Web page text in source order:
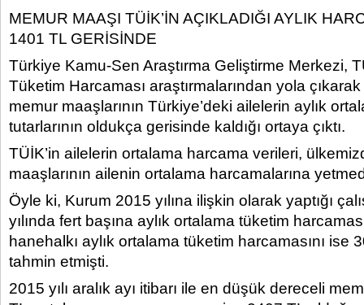
MEMUR MAAŞI TÜİK’İN AÇIKLADIĞI AYLIK
1401 TL GERİSİNDE
Türkiye Kamu-Sen Araştırma Geliştirme Merkezi,
Tüketim Harcaması araştırmalarından yola çıkarak
memur maaşlarının Türkiye’deki ailelerin aylık
tutarlarının oldukça gerisinde kaldığı ortaya çıktı.
TÜİK’in ailelerin ortalama harcama verileri,
maaşlarının ailenin ortalama harcamalarına
Öyle ki, Kurum 2015 yılına ilişkin olarak yaptığı
yılında fert başına aylık ortalama tüketim
hanehalkı aylık ortalama tüketim harcamasını ise
tahmin etmişti.
2015 yılı aralık ayı itibarı ile en düşük dereceli